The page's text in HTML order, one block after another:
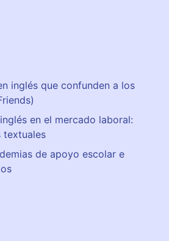
inglés que confunden a los
en el mercado laboral:
textuales
de apoyo escolar e